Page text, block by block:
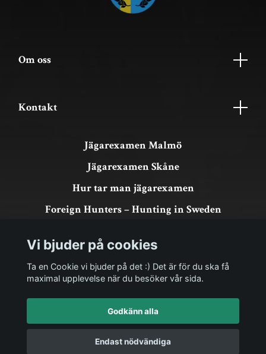
Om oss
Kontakt
Jägarexamen Malmö
Jägarexamen Skåne
Hur tar man jägarexamen
Foreign Hunters – Hunting in Sweden
Om köp och returer
Vi bjuder på cookies
Ta en Cookie vi bjuder på det :) Det är för du ska få
maximal upplevelse när du besöker vår sida.
Godkänn alla
Endast nödvändiga